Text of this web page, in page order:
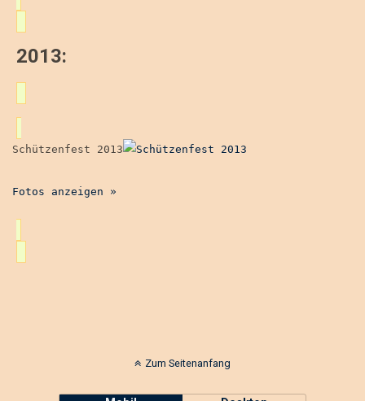
2013:
Schützenfest 2013
Fotos anzeigen »
Zum Seitenanfang